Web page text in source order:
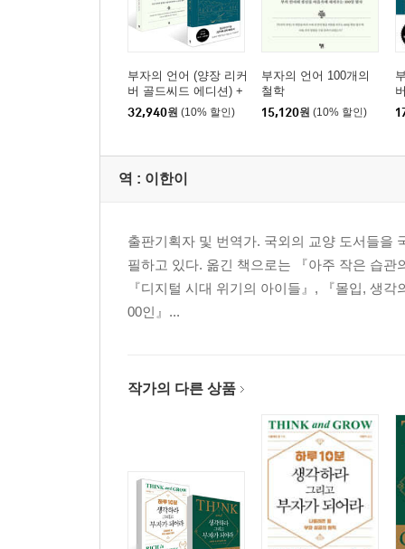
부자의 언어 (양장 리커
버 골드씨드 에디션) +
부자의 언어 100개의
철학 세트
32,940원 (10% 할인)
부자의 언어 100개의
철학
15,120원 (10% 할인)
역 : 이한이
출판기획자 및 번역가. 국외의 교양 도서들을
필하고 있다. 옮긴 책으로는 『아주 작은 습
『디지털 시대 위기의 아이들』, 『몰입, 생
00인』...
작가의 다른 상품